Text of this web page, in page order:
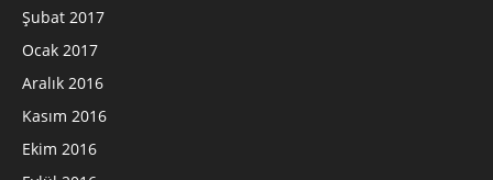
Şubat 2017
Ocak 2017
Aralık 2016
Kasım 2016
Ekim 2016